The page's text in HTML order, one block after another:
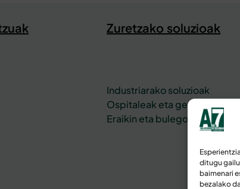
ditugu
baimenari
bezalako
Zuretzako soluzioak
Industriarako soluzioak
Ospitaleak eta geriatrikoak
Eraikin eta bulegoetako